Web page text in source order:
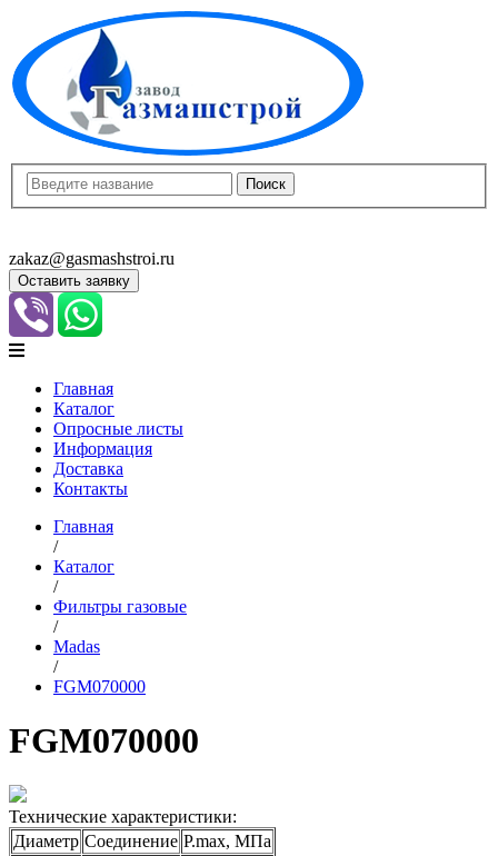
zakaz@gasmashstroi.ru
Оставить заявку
Главная
Каталог
Опросные листы
Информация
Доставка
Контакты
Главная
/
Каталог
/
Фильтры газовые
/
Madas
/
FGM070000
FGM070000
Технические характеристики:
Диаметр Соединение P.max, МПа